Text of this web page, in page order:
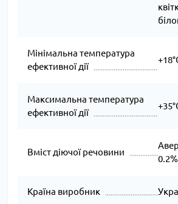
Мінімальна температура
ефективної дії
Максимальна температура
ефективної дії
Вміст діючої речовини
0.2%
Країна виробник